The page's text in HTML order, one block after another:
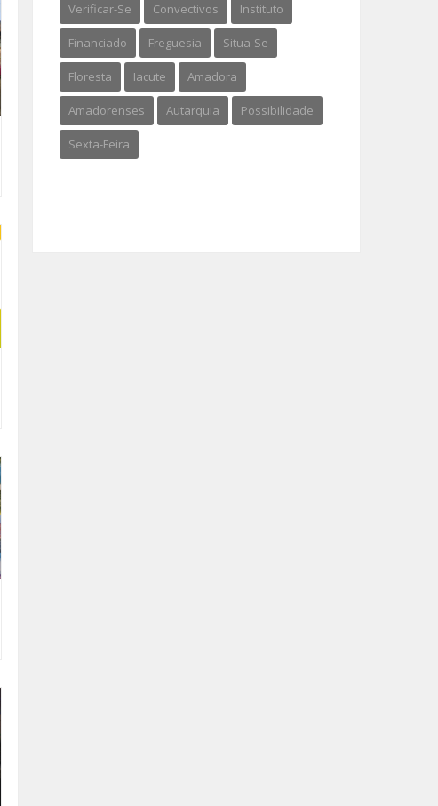
Verificar-Se Convectivos Instituto
Financiado Freguesia Situa-Se
Floresta Iacute Amadora
Amadorenses Autarquia Possibilidade
Sexta-Feira